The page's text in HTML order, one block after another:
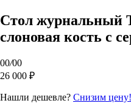
Стол журнальный
слоновая кость с
00/00
26 000 ₽
Нашли дешевле? Снизим цену!